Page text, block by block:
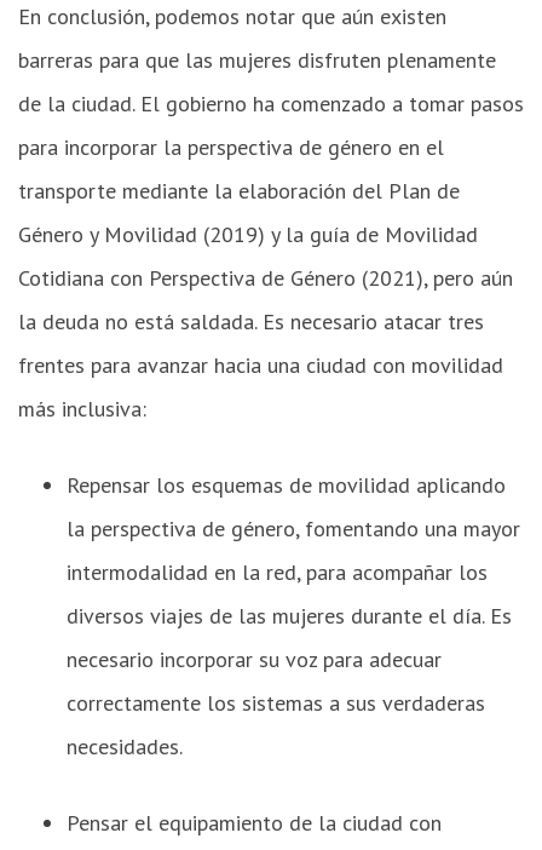
En conclusión, podemos notar que aún existen
barreras para que las mujeres disfruten plenamente
de la ciudad. El gobierno ha comenzado a tomar pasos
para incorporar la perspectiva de género en el
transporte mediante la elaboración del Plan de
Género y Movilidad (2019) y la guía de Movilidad
Cotidiana con Perspectiva de Género (2021), pero aún
la deuda no está saldada. Es necesario atacar tres
frentes para avanzar hacia una ciudad con movilidad
más inclusiva:
Repensar los esquemas de movilidad aplicando
la perspectiva de género, fomentando una mayor
intermodalidad en la red, para acompañar los
diversos viajes de las mujeres durante el día. Es
necesario incorporar su voz para adecuar
correctamente los sistemas a sus verdaderas
necesidades.
Pensar el equipamiento de la ciudad con